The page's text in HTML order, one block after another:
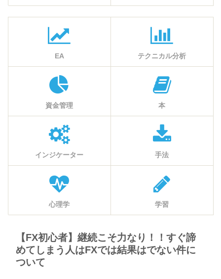
EA テクニカル分析
資金管理 本
インジケーター 手法
心理学 学習
【FX初心者】継続こそ力なり！！すぐ諦
めてしまう人はFXでは結果はでない件に
ついて